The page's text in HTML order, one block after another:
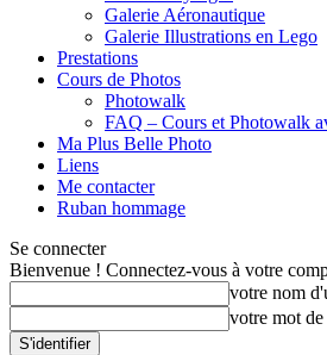
Galerie Aéronautique
Galerie Illustrations en Lego
Prestations
Cours de Photos
Photowalk
FAQ – Cours et Photowalk
Ma Plus Belle Photo
Liens
Me contacter
Ruban hommage
Se connecter
Bienvenue ! Connectez-vous à votre
votre nom
votre mot de